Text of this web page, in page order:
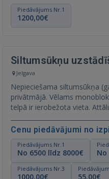
Piedāvājums Nr.1
1200,00€
Siltumsūkņu
Jelgava
Nepieciešama siltumsūkņa
privātmājā. Vēlams
telpā ir ierobežota vieta.
Cenu piedāvājumi no
Piedāvājums Nr.1
No 6500 līdz 8000€ No
Piedāvājums Nr.3
1000,00€ 55,00€